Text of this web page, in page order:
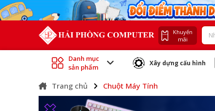
Khuyến
mãi
Danh mục
sản phẩm
Xây dựng cấu hình
Trang chủ Chuột Máy Tính